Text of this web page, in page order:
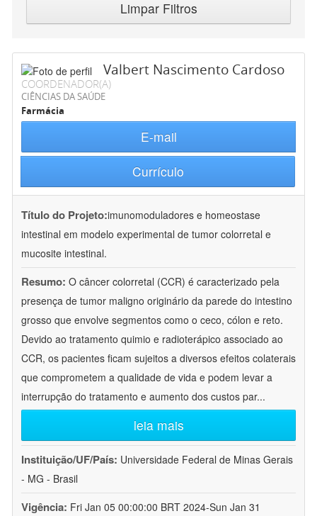
Limpar Filtros
Valbert Nascimento Cardoso
COORDENADOR(A)
CIÊNCIAS DA SAÚDE
Farmácia
E-mail
Currículo
Título do Projeto:imunomoduladores e homeostase
intestinal em modelo experimental de tumor colorretal e
mucosite intestinal.
Resumo: O câncer colorretal (CCR) é caracterizado pela
presença de tumor maligno originário da parede do intestino
grosso que envolve segmentos como o ceco, cólon e reto.
Devido ao tratamento quimio e radioterápico associado ao
CCR, os pacientes ficam sujeitos a diversos efeitos colaterais
que comprometem a qualidade de vida e podem levar a
interrupção do tratamento e aumento dos custos par...
leia mais
Instituição/UF/País: Universidade Federal de Minas Gerais
- MG - Brasil
Vigência: Fri Jan 05 00:00:00 BRT 2024-Sun Jan 31